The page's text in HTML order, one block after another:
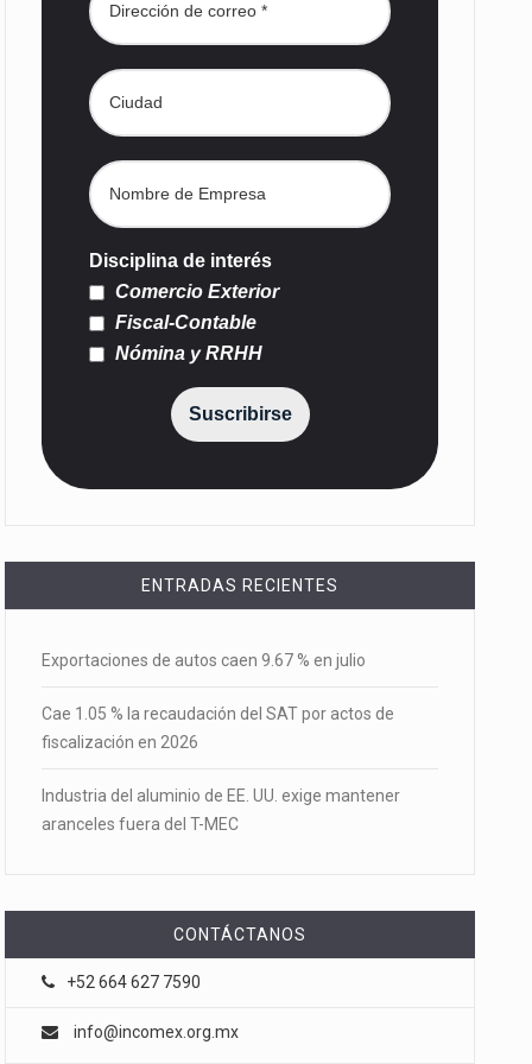
Disciplina de interés
Comercio Exterior
Fiscal-Contable
Nómina y RRHH
Suscribirse
ENTRADAS RECIENTES
Exportaciones de autos caen 9.67 % en julio
Cae 1.05 % la recaudación del SAT por actos de
fiscalización en 2026
Industria del aluminio de EE. UU. exige mantener
aranceles fuera del T-MEC
CONTÁCTANOS
+52 664 627 7590
info@incomex.org.mx